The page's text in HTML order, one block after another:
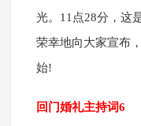
光。11点28分，这
荣幸地向大家宣布
始!
回门婚礼主持词6